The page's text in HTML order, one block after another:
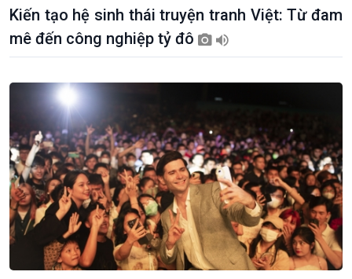
Kiến tạo hệ sinh thái truyện tranh Việt: Từ đam
mê đến công nghiệp tỷ đô